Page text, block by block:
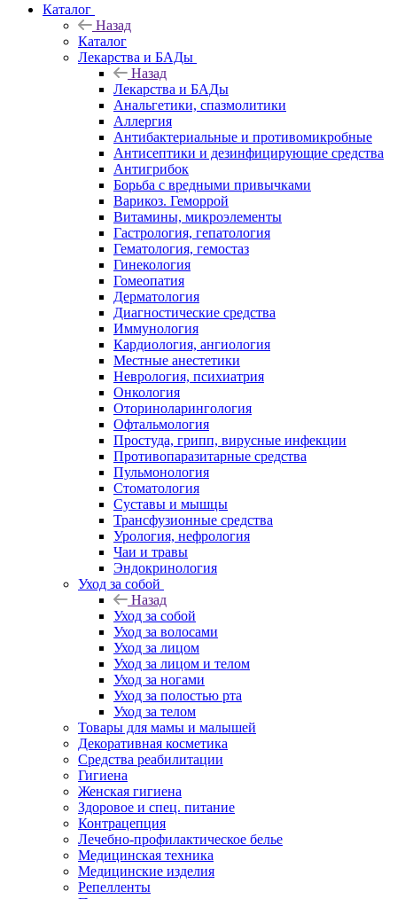
Каталог
Назад
Каталог
Лекарства и БАДы
Назад
Лекарства и БАДы
Анальгетики, спазмолитики
Аллергия
Антибактериальные и противомикробные
Антисептики и дезинфицирующие средства
Антигрибок
Борьба с вредными привычками
Варикоз. Геморрой
Витамины, микроэлементы
Гастрология, гепатология
Гематология, гемостаз
Гинекология
Гомеопатия
Дерматология
Диагностические средства
Иммунология
Кардиология, ангиология
Местные анестетики
Неврология, психиатрия
Онкология
Оториноларингология
Офтальмология
Простуда, грипп, вирусные инфекции
Противопаразитарные средства
Пульмонология
Стоматология
Суставы и мышцы
Трансфузионные средства
Урология, нефрология
Чаи и травы
Эндокринология
Уход за собой
Назад
Уход за собой
Уход за волосами
Уход за лицом
Уход за лицом и телом
Уход за ногами
Уход за полостью рта
Уход за телом
Товары для мамы и малышей
Декоративная косметика
Средства реабилитации
Гигиена
Женская гигиена
Здоровое и спец. питание
Контрацепция
Лечебно-профилактическое белье
Медицинская техника
Медицинские изделия
Репелленты